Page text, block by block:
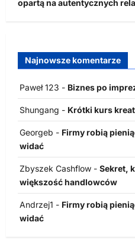
opartą na autentycznych
Najnowsze komentarze
Paweł 123 - Biznes po
Shungang - Krótki kurs
Georgeb - Firmy robią
widać
Zbyszek Cashflow - Sekret,
większość handlowców
Andrzej1 - Firmy robią
widać